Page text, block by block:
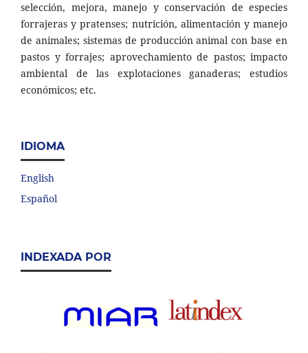
selección, mejora, manejo y conservación de especies
forrajeras y pratenses; nutrición, alimentación y manejo
de animales; sistemas de producción animal con base en
pastos y forrajes; aprovechamiento de pastos; impacto
ambiental de las explotaciones ganaderas; estudios
económicos; etc.
IDIOMA
English
Español
INDEXADA POR